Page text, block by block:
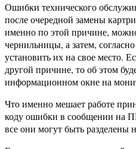
Ошибки технического
после очередной замены
именно по этой причине,
чернильницы, а затем,
установить их на свое место.
другой причине, то об этом
информационном окне на
Что именно мешает работе
коду ошибки в сообщении на
все они могут быть